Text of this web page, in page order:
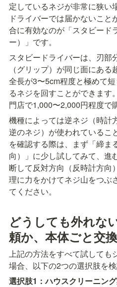
定しているネジが非常に狭い
ドライバーでは届かないこ
合に有効なのが「スタビード
ー）」です。
スタビードライバーは、刃部
（グリップ）が同じ面にある
全長が3〜5cm程度と極めて
るネジを回すことができます
門店で1,000〜2,000円程度で
機種によっては逆ネジ（時計
逆のネジ）が使われているこ
を確認する際は、まず「締ま
向）」に少し試してみて、進
断して反対方向（反時計方向
理に力をかけてネジ山をつぶ
てください。
どうしても外れ
頼か、本体ごと交
上記の方法をすべて試して
場合、以下の2つの選択肢を検
選択肢1：ハウスクリーニン